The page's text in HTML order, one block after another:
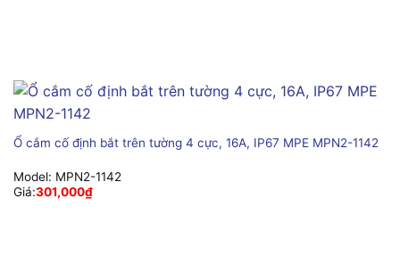
Ổ cắm cố định bắt trên tường 4 cực, 16A, IP67 MPE MPN2-1142
Model: MPN2-1142
Giá:301,000₫